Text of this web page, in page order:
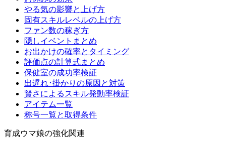
やる気の影響と上げ方
固有スキルレベルの上げ方
ファン数の稼ぎ方
隠しイベントまとめ
お出かけの確率とタイミング
評価点の計算式まとめ
保健室の成功率検証
出遅れ･掛かりの原因と対策
賢さによるスキル発動率検証
アイテム一覧
称号一覧と取得条件
育成ウマ娘の強化関連